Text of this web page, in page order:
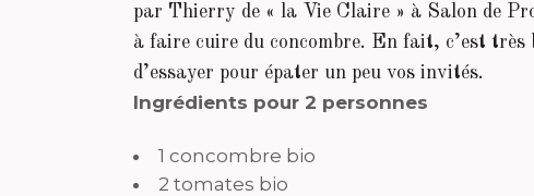
par Thierry de « la Vie Claire » à Salon de
à faire cuire du concombre. En fait, c’est très
d’essayer pour épater un peu vos invités.
Ingrédients pour 2 personnes
1 concombre bio
2 tomates bio